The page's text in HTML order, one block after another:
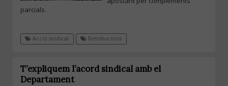
parcials.
Acció sindical Retribucions
T’expliquem l’acord sindical amb el
Departament